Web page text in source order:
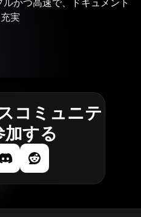
かつ高速で、ドキュメント
実
コミュニテ
加する